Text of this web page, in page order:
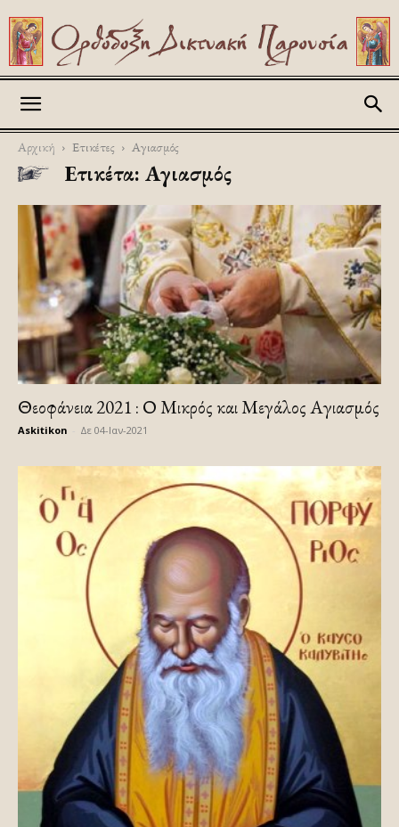
Αρχική Ετικέτες Αγιασμός
Ετικέτα: Αγιασμός
Θεοφάνεια 2021 : Ο Μικρός και Μεγάλος Αγιασμός
Askitikon Δε 04-Ιαν-2021